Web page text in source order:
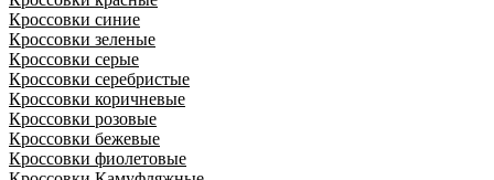
Кроссовки синие
Кроссовки зеленые
Кроссовки серые
Кроссовки серебристые
Кроссовки коричневые
Кроссовки розовые
Кроссовки бежевые
Кроссовки фиолетовые